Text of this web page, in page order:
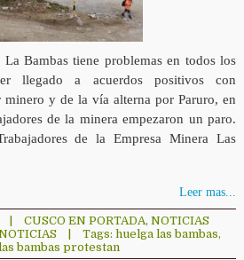
La Bambas tiene problemas en todos los
llegado a acuerdos positivos con
minero y de la vía alterna por Paruro, en
de la minera empezaron un paro.
de la Empresa Minera Las
Leer mas...
CUSCO EN PORTADA, NOTICIAS
Tags: huelga las bambas,
bambas protestan